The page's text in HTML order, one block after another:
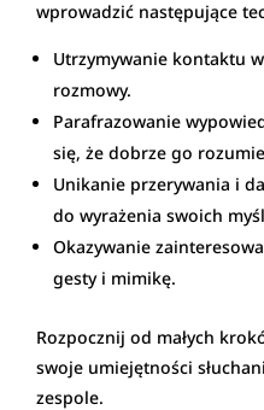
wprowadzić następujące
Utrzymywanie kontaktu
rozmowy.
Parafrazowanie
się, że dobrze go
Unikanie przerywania i
do wyrażenia swoich
Okazywanie
gesty i mimikę.
Rozpocznij od małych
swoje umiejętności
zespole.